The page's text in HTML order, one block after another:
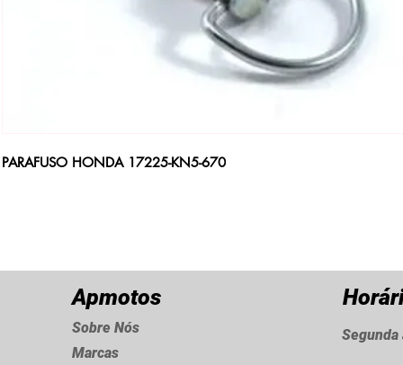
PARAFUSO HONDA 17225-KN5-670
Apmotos
Sobre Nós
Marcas
Segunda